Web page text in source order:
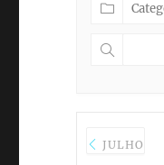
JULHO